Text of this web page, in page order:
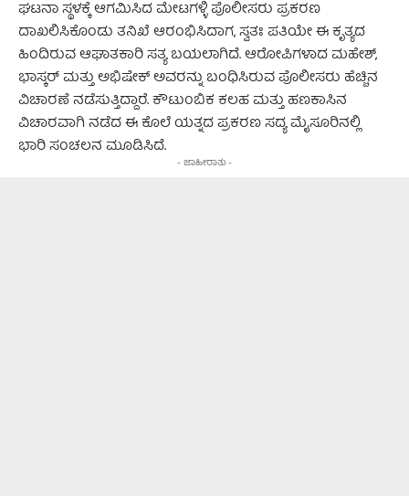
ಘಟನಾ ಸ್ಥಳಕ್ಕೆ ಆಗಮಿಸಿದ ಮೇಟಗಳ್ಳಿ ಪೊಲೀಸರು ಪ್ರಕರಣ
ದಾಖಲಿಸಿಕೊಂಡು ತನಿಖೆ ಆರಂಭಿಸಿದಾಗ, ಸ್ವತಃ ಪತಿಯೇ ಈ ಕೃತ್ಯದ
ಹಿಂದಿರುವ ಆಘಾತಕಾರಿ ಸತ್ಯ ಬಯಲಾಗಿದೆ. ಆರೋಪಿಗಳಾದ ಮಹೇಶ್,
ಭಾಸ್ಕರ್ ಮತ್ತು ಅಭಿಷೇಕ್ ಅವರನ್ನು ಬಂಧಿಸಿರುವ ಪೊಲೀಸರು ಹೆಚ್ಚಿನ
ವಿಚಾರಣೆ ನಡೆಸುತ್ತಿದ್ದಾರೆ. ಕೌಟುಂಬಿಕ ಕಲಹ ಮತ್ತು ಹಣಕಾಸಿನ
ವಿಚಾರವಾಗಿ ನಡೆದ ಈ ಕೊಲೆ ಯತ್ನದ ಪ್ರಕರಣ ಸದ್ಯ ಮೈಸೂರಿನಲ್ಲಿ
ಭಾರಿ ಸಂಚಲನ ಮೂಡಿಸಿದೆ.
- ಜಾಹೀರಾತು -